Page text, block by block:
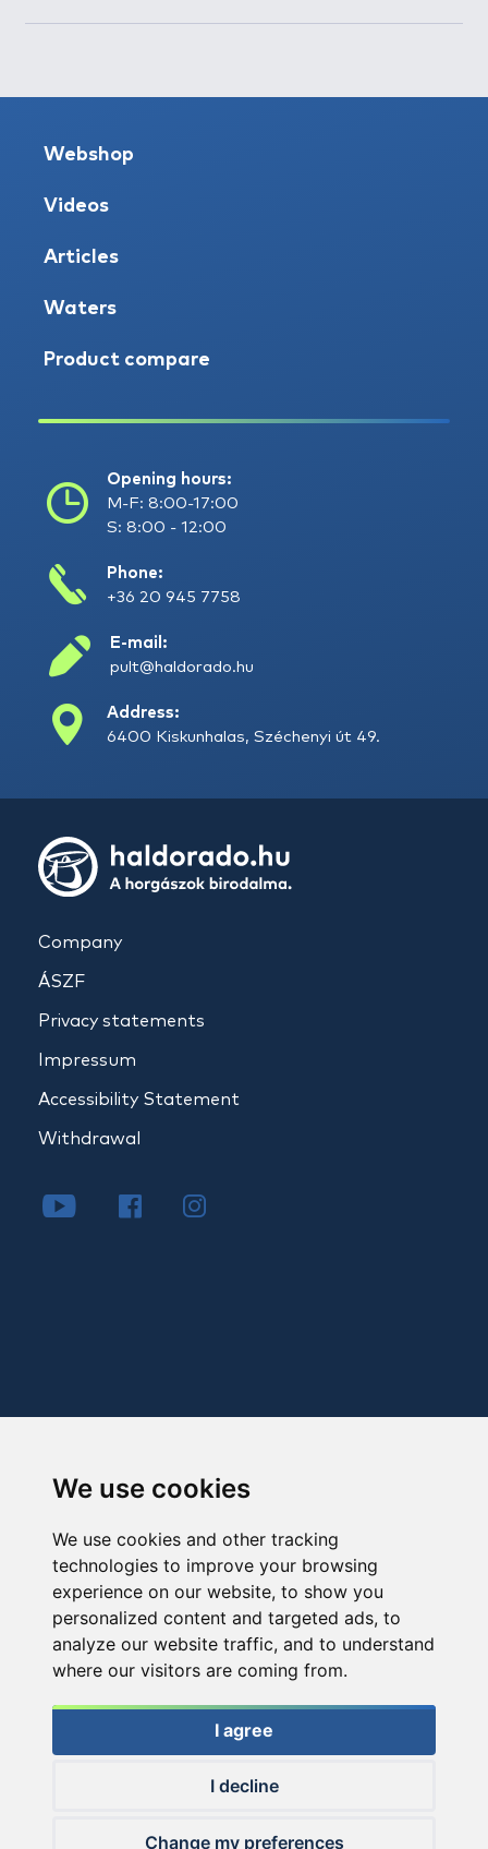
We use cookies
We use cookies and other tracking
technologies to improve your browsing
experience on our website, to show you
personalized content and targeted ads, to
analyze our website traffic, and to understand
where our visitors are coming from.
I agree
I decline
Change my preferences
Webshop
Videos
Articles
Waters
Product compare
Opening hours:
M-F: 8:00-17:00
S: 8:00 - 12:00
Phone:
+36 20 945 7758
E-mail:
pult@haldorado.hu
Address:
6400 Kiskunhalas, Széchenyi út 49.
Company
ÁSZF
Privacy statements
Impressum
Accessibility Statement
Withdrawal